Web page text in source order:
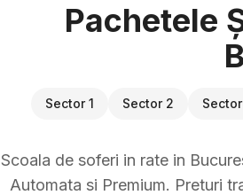
Pachetele
Sector 1 Sector 2
Scoala de soferi in rate in
Automata si Premium. Preturi